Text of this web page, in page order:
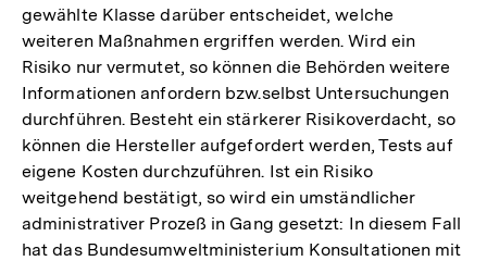
gewählte Klasse darüber entscheidet, welche
weiteren Maßnahmen ergriffen werden. Wird ein
Risiko nur vermutet, so können die Behörden weitere
Informationen anfordern bzw.selbst Untersuchungen
durchführen. Besteht ein stärkerer Risikoverdacht, so
können die Hersteller aufgefordert werden, Tests auf
eigene Kosten durchzuführen. Ist ein Risiko
weitgehend bestätigt, so wird ein umständlicher
administrativer Prozeß in Gang gesetzt: In diesem Fall
hat das Bundesumweltministerium Konsultationen mit